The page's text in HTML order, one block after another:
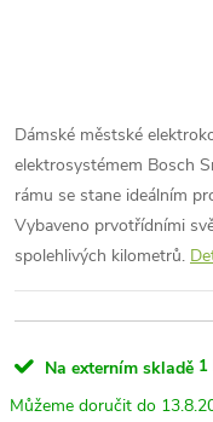
Dámské městské
elektrosystémem Bosch
rámu se stane ideálním
Vybaveno prvotřídními
spolehlivých kilometrů.
Na externím skladě 1